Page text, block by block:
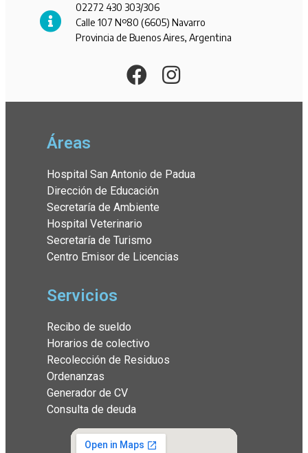
02272 430 303/306
Calle 107 Nº80 (6605) Navarro
Provincia de Buenos Aires, Argentina
Áreas
Hospital San Antonio de Padua
Dirección de Educación
Secretaría de Ambiente
Hospital Veterinario
Secretaría de Turismo
Centro Emisor de Licencias
Servicios
Recibo de sueldo
Horarios de colectivo
Recolección de Residuos
Ordenanzas
Generador de CV
Consulta de deuda